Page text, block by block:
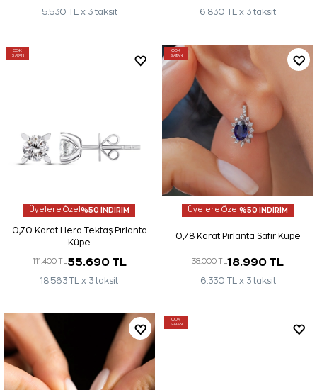
5.530 TL x 3 taksit 6.830 TL x 3 taksit
ÇOK
SATAN
Üyelere Özel %50 İNDİRİM
0,70 Karat Hera Tektaş Pırlanta
Küpe
111.400 TL 55.690 TL
18.563 TL x 3 taksit
ÇOK
SATAN
Üyelere Özel %50 İNDİRİM
0,78 Karat Pırlanta Safir Küpe
38.000 TL 18.990 TL
6.330 TL x 3 taksit
ÇOK
SATAN